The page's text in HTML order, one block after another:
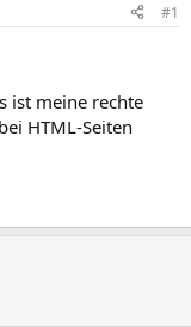
#1
ist meine rechte
HTML-Seiten